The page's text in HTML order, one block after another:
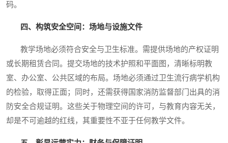
码。
四、构筑安全空间：场地与设施文件
教学场地必须符合安全与卫生标准。需提供场地的产权证明
或长期租赁合同。提交场地的技术护照和平面图，清晰标明教
室、办公室、公共区域的布局。场地必须通过卫生流行病学机构
的检验，取得正面；同时，还需获得国家消防监督部门出具的消
防安全合规证明。这些关于物理空间的许可，与教育内容无关，
却是不可逾越的红线，其重要性不亚于任何教学文件。